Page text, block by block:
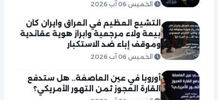
الخميس 06 آب 2026
التشيع العظيم في العراق وايران كان
بيعة ولاء مرجعية وابراز هوية عقائدية
وموقف إباء ضد الاستكبار
الخميس 06 آب 2026
أوروبا في عين العاصفة.. هل ستدفع
القارة العجوز ثمن التهور الأمريكي؟